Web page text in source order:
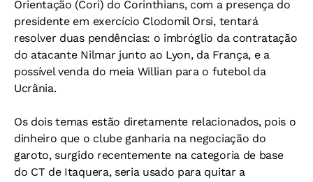
Orientação (Cori) do Corinthians, com a presença do
presidente em exercício Clodomil Orsi, tentará
resolver duas pendências: o imbróglio da contratação
do atacante Nilmar junto ao Lyon, da França, e a
possível venda do meia Willian para o futebol da
Ucrânia.
Os dois temas estão diretamente relacionados, pois o
dinheiro que o clube ganharia na negociação do
garoto, surgido recentemente na categoria de base
do CT de Itaquera, seria usado para quitar a